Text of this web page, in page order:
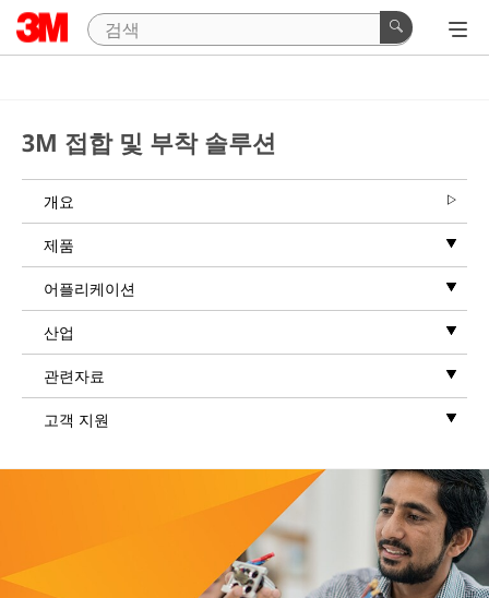
3M 접합 및 부착 솔루션
개요
제품
어플리케이션
산업
관련자료
고객 지원